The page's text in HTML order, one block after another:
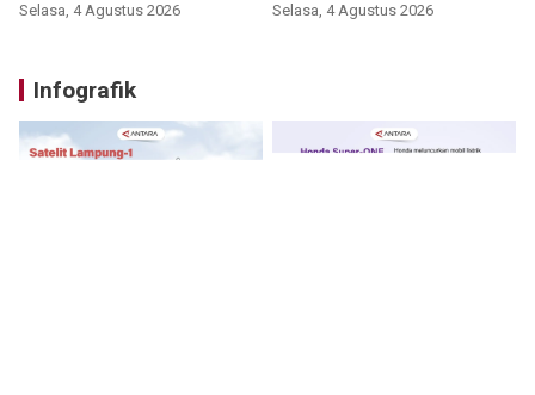
Selasa, 4 Agustus 2026 Selasa, 4 Agustus 2026
Infografik